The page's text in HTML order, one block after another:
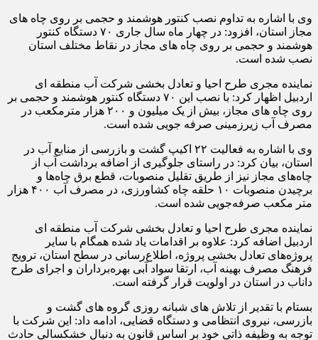
وی با اشاره به تداوم نصب کنتور هوشمند و حجمی بر روی چاه های
مجاز استان، افزود: در چهار ماه سال جاری ۷۰ دستگاه کنتور
هوشمند و حجمی بر روی چاه های مجاز در نقاط مختلف استان
نصب شده است.
نماینده مجری طرح احیا و تعادل بخشی شرکت آب منطقه ای
اردبیل اظهار کرد: با نصب این ۷۰ دستگاه کنتور هوشمند و حجمی بر
روی چاه های مجاز، بیش از یک میلیون و ۲۰۰ هزار مترمکعب در
مصرف آب زیرزمینی صرفه جویی شده است.
وی با اشاره به فعالیت ۲۲ اکیپ گشت و بازرسی از منابع آب در
استان، بیان کرد: در راستای جلوگیری از اضافه برداشت آب از
چاه‌های مجاز نیز از طریق تقلیل منصوبات، قطع برق چاه‌ها و
برچیدن منصوبات ۱۰ حلقه چاه کشاورزی، در مصرف آب ۴۰۰ هزار
متر مکعب صرفه‌جویی شده است.
نماینده مجری طرح احیا و تعادل بخشی شرکت آب منطقه ای
اردبیل اضافه کرد: علاوه بر اقدامات یاد شده همگام با سایر
پروژه‌های تعادل بخشی پروژه، اطلاع‌رسانی در سطح استان، ترویج
فرهنگ مصرف بهینه آب، ارتقا سواد آبی بهره‌برداران و اجرای طرح
داناب در استان در اولویت قرار گرفته است.
بستام با تقدیر از تلاش های شبانه روزی گروه های گشت و
بازرسی، نیروی انتظامی و دستگاه قضایی، ادامه داد: این شرکت با
توجه به وظیفه ذاتی خود بر اساس قانون به دنبال خشکسالی حادث